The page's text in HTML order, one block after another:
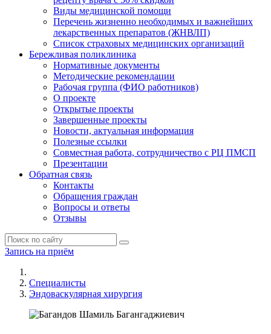
Виды медицинской помощи
Перечень жизненно необходимых и важнейших
лекарственных препаратов (ЖНВЛП)
Список страховых медицинских организаций
Бережливая поликлиника
Нормативные документы
Методические рекомендации
Рабочая группа (ФИО работников)
О проекте
Открытые проекты
Завершенные проекты
Новости, актуальная информация
Полезные ссылки
Совместная работа, сотрудничество с РЦ ПМСП
Презентации
Обратная связь
Контакты
Обращения граждан
Вопросы и ответы
Отзывы
Запись на приём
Специалисты
Эндоваскулярная хирургия